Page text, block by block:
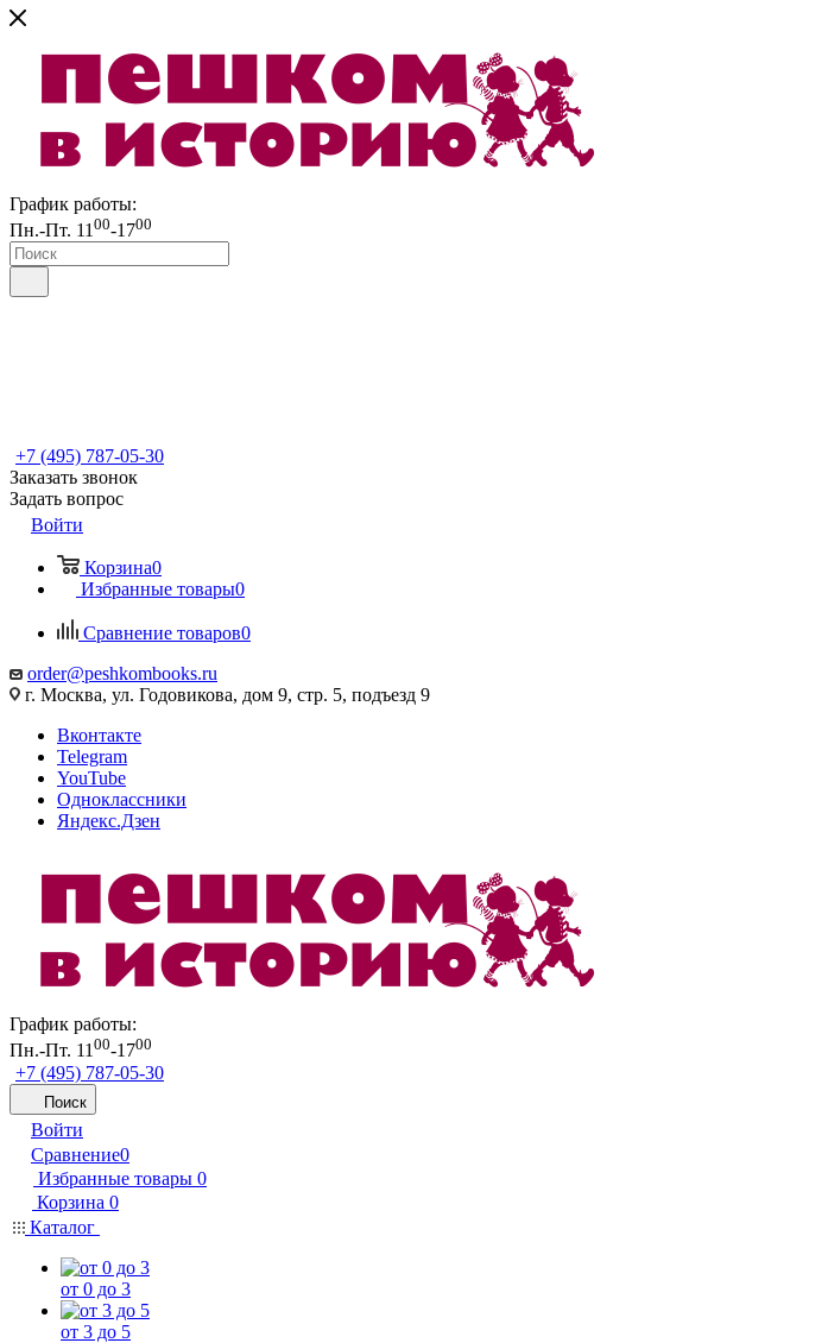
График работы:
Пн.-Пт. 11 00-1700
+7 (495) 787-05-30
Заказать звонок
Задать вопрос
Войти
Корзина0
Избранные товары0
Сравнение товаров0
order@peshkombooks.ru
г. Москва, ул. Годовикова, дом 9, стр. 5, подъезд 9
Вконтакте
Telegram
YouTube
Одноклассники
Яндекс.Дзен
График работы:
Пн.-Пт. 1100-1700
+7 (495) 787-05-30
Поиск
Войти
Сравнение0
Избранные товары 0
Корзина 0
Каталог
от 0 до 3
от 3 до 5